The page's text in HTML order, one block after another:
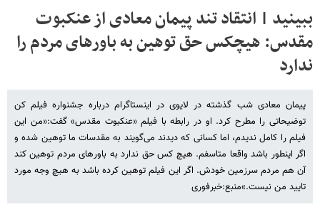
ببینید | انتقاد تند پیمان معادی از عنکبوت
مقدس: هیچکس حق توهین به باورهای مردم را
ندارد
پیمان معادی شب گذشته در لایوی در اینستاگرام درباره جشنواره فیلم کن
توضیحاتی را مطرح کرد. او در رابطه با فیلم «عنکبوت مقدس» گفت:«من این
فیلم را کامل ندیدم، اما کسانی که دیدند می‌گویند به مقدسات ما توهین شده و
اگر اینطور باشد واقعا متاسفم. هیچ کس حق ندارد به باورهای مردم توهین کند
آن هم مردم سرزمین خودش. اگر این فیلم توهین کرده باشد به هیچ وجه مورد
تایید من نیست.»منبع:خبرفوری